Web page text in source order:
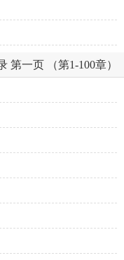
第一页 （第1-100章）